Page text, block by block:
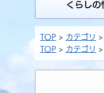
くらしの
TOP カテゴリ
TOP
カテゴリ